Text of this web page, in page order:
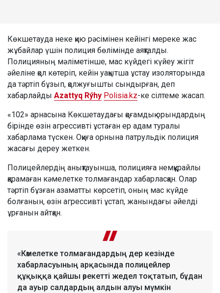
Көкшетауда неке қию рәсімінен кейінгі мереке жас
жұбайлар үшін полиция бөлімінде аяқталды.
Полицияның мәліметінше, мас күйдегі күйеу жігіт
әйеліне қол көтеріп, кейін уақытша ұстау изоляторында
да тәртіп бұзып, қолжуғышты сындырған, деп
хабарлайды Azattyq Rýhy Polisia.kz-ке сілтеме жасап.
«102» арнасына Көкшетаудағы қоғамдық орындардың
бірінде өзін агрессивті ұстаған ер адам туралы
хабарлама түскен. Оқиға орнына патрульдік полиция
жасағы дереу жеткен.
Полицейлердің анықтауынша, полицияға немқұрайлы
қарамаған кәмелетке толмағандар хабарласқан. Олар
тәртіп бұзған азаматты көрсетіп, оның мас күйде
болғанын, өзін агрессивті ұстап, жанындағы әйелді
ұрғанын айтқан.
«Кәмелетке толмағандардың дер кезінде
хабарласуының арқасында полицейлер
құқыққа қайшы әрекетті жедел тоқтатып, бұдан
да ауыр салдардың алдын алуы мүмкін